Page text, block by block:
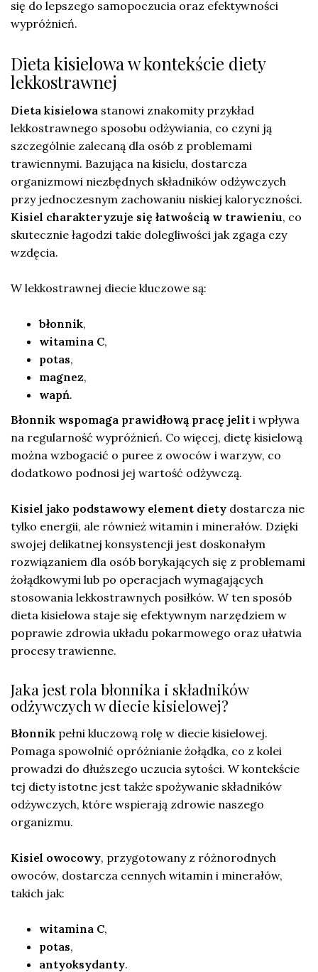
się do lepszego samopoczucia oraz efektywności
wypróżnień.
Dieta kisielowa w kontekście diety
lekkostrawnej
Dieta kisielowa stanowi znakomity przykład
lekkostrawnego sposobu odżywiania, co czyni ją
szczególnie zalecaną dla osób z problemami
trawiennymi. Bazująca na kisielu, dostarcza
organizmowi niezbędnych składników odżywczych
przy jednoczesnym zachowaniu niskiej kaloryczności.
Kisiel charakteryzuje się łatwością w trawieniu, co
skutecznie łagodzi takie dolegliwości jak zgaga czy
wzdęcia.
W lekkostrawnej diecie kluczowe są:
błonnik,
witamina C,
potas,
magnez,
wapń.
Błonnik wspomaga prawidłową pracę jelit i wpływa
na regularność wypróżnień. Co więcej, dietę kisielową
można wzbogacić o puree z owoców i warzyw, co
dodatkowo podnosi jej wartość odżywczą.
Kisiel jako podstawowy element diety dostarcza nie
tylko energii, ale również witamin i minerałów. Dzięki
swojej delikatnej konsystencji jest doskonałym
rozwiązaniem dla osób borykających się z problemami
żołądkowymi lub po operacjach wymagających
stosowania lekkostrawnych posiłków. W ten sposób
dieta kisielowa staje się efektywnym narzędziem w
poprawie zdrowia układu pokarmowego oraz ułatwia
procesy trawienne.
Jaka jest rola błonnika i składników
odżywczych w diecie kisielowej?
Błonnik pełni kluczową rolę w diecie kisielowej.
Pomaga spowolnić opróżnianie żołądka, co z kolei
prowadzi do dłuższego uczucia sytości. W kontekście
tej diety istotne jest także spożywanie składników
odżywczych, które wspierają zdrowie naszego
organizmu.
Kisiel owocowy, przygotowany z różnorodnych
owoców, dostarcza cennych witamin i minerałów,
takich jak:
witamina C,
potas,
antyoksydanty.